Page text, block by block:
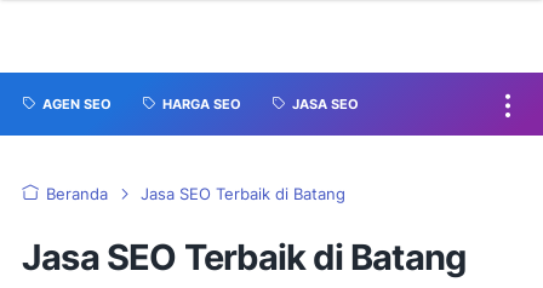
AGEN SEO HARGA SEO JASA SEO
Beranda Jasa SEO Terbaik di Batang
Jasa SEO Terbaik di Batang